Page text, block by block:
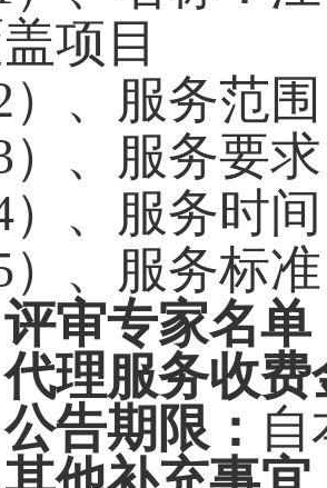
项目
、 服务范围
、 服务要求
、 服务时间
、 服务标准
评审专家名单
理服务收费
告期限：